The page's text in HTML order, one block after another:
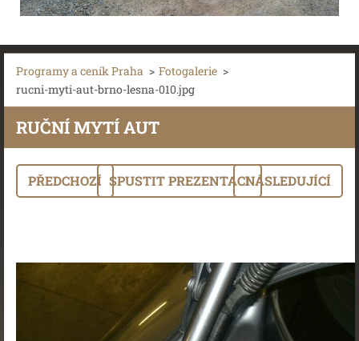
Programy a ceník Praha > Fotogalerie >
rucni-myti-aut-brno-lesna-010.jpg
RUČNÍ MYTÍ AUT
PŘEDCHOZÍ SPUSTIT PREZENTACINÁSLEDUJÍCÍ